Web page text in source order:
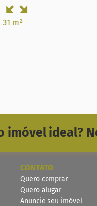
31 m²
imóvel ideal?
CONTATO
Quero comprar
Quero alugar
Anuncie seu imóvel